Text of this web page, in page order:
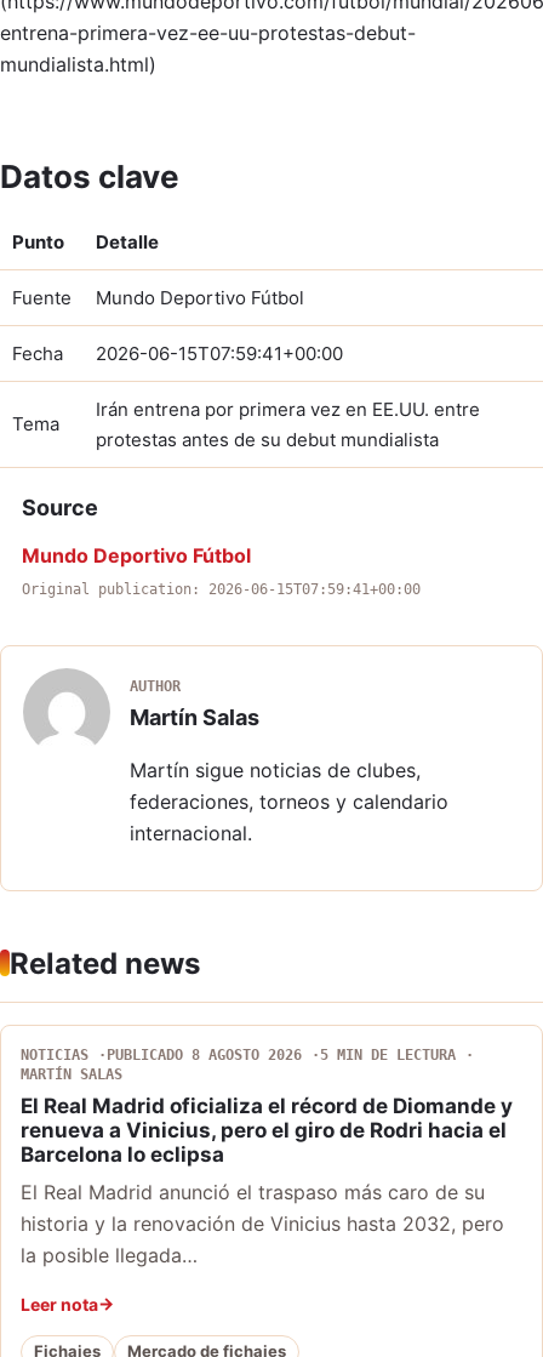
entrena-primera-vez-ee-uu-protestas-debut-
mundialista.html)
Datos clave
Punto Detalle
Fuente Mundo Deportivo Fútbol
Fecha 2026-06-15T07:59:41+00:00
Tema
Irán entrena por primera vez en EE.UU. entre
protestas antes de su debut mundialista
Source
Mundo Deportivo Fútbol
Original publication: 2026-06-15T07:59:41+00:00
AUTHOR
Martín Salas
Martín sigue noticias de clubes,
federaciones, torneos y calendario
internacional.
Related news
NOTICIAS PUBLICADO 8 AGOSTO 2026
5 MIN DE LECTURA
MARTÍN SALAS
El Real Madrid oficializa el récord de Diomande y
renueva a Vinicius, pero el giro de Rodri hacia el
Barcelona lo eclipsa
El Real Madrid anunció el traspaso más caro de su
historia y la renovación de Vinicius hasta 2032, pero
la posible llegada…
Leer nota
Fichajes Mercado de fichajes